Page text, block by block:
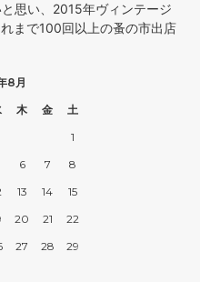
思い、2015年ヴィンテージ
まで100回以上の蚤の市出店
8月
木 金
土
1
6 7
8
13 14
15
20 21
22
27 28
29